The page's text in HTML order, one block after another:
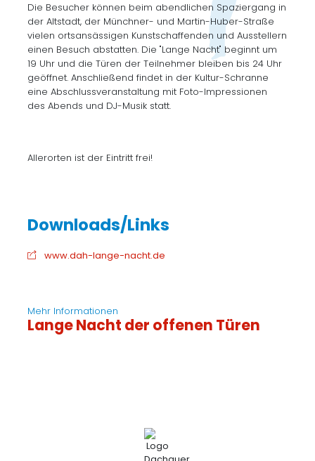
Die Besucher können beim abendlichen Spaziergang in
der Altstadt, der Münchner- und Martin-Huber-Straße
vielen ortsansässigen Kunstschaffenden und Ausstellern
einen Besuch abstatten. Die "Lange Nacht" beginnt um
19 Uhr und die Türen der Teilnehmer bleiben bis 24 Uhr
geöffnet. Anschließend findet in der Kultur-Schranne
eine Abschlussveranstaltung mit Foto-Impressionen
des Abends und DJ-Musik statt.
Allerorten ist der Eintritt frei!
www.dah-lange-nacht.de
Mehr Informationen
Lange Nacht der offenen Türen